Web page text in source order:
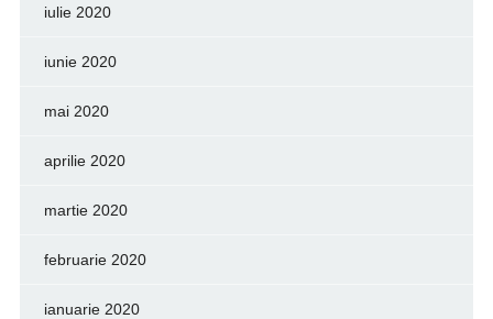
iulie 2020
iunie 2020
mai 2020
aprilie 2020
martie 2020
februarie 2020
ianuarie 2020